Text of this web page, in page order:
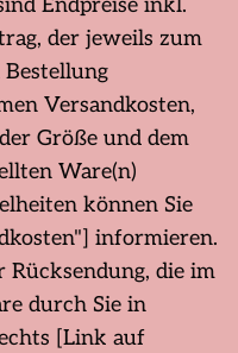
Endpreise inkl.
der jeweils zum
Versandkosten,
Größe und dem
Ware(n)
können Sie
informieren.
Rücksendung, die im
durch Sie in
[Link auf